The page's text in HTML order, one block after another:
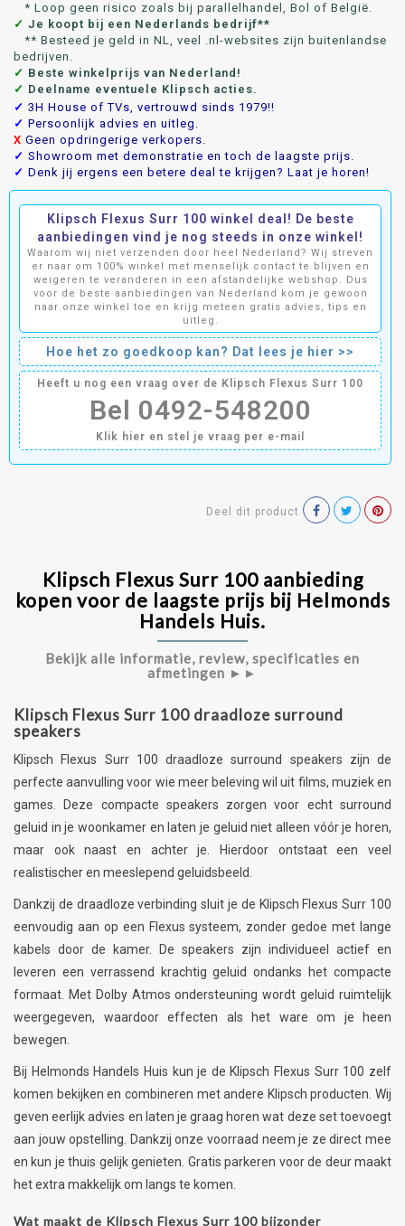
* Loop geen risico zoals bij parallelhandel, Bol of België.
✓ Je koopt bij een Nederlands bedrijf**
** Besteed je geld in NL, veel .nl-websites zijn buitenlandse
bedrijven.
✓ Beste winkelprijs van Nederland!
✓ Deelname eventuele Klipsch acties.
✓ 3H House of TVs, vertrouwd sinds 1979!!
✓ Persoonlijk advies en uitleg.
X Geen opdringerige verkopers.
✓ Showroom met demonstratie en toch de laagste prijs.
✓ Denk jij ergens een betere deal te krijgen? Laat je horen!
Klipsch Flexus Surr 100 winkel deal! De beste
aanbiedingen vind je nog steeds in onze winkel!
Waarom wij niet verzenden door heel Nederland? Wij streven
er naar om 100% winkel met menselijk contact te blijven en
weigeren te veranderen in een afstandelijke webshop. Dus
voor de beste aanbiedingen van Nederland kom je gewoon
naar onze winkel toe en krijg meteen gratis advies, tips en
uitleg.
Hoe het zo goedkoop kan? Dat lees je hier >>
Heeft u nog een vraag over de Klipsch Flexus Surr 100
Bel 0492-548200
Klik hier en stel je vraag per e-mail
Deel dit product
Klipsch Flexus Surr 100 aanbieding
kopen voor de laagste prijs bij Helmonds
Handels Huis.
Bekijk alle informatie, review, specificaties en
afmetingen ► ►
Klipsch Flexus Surr 100 draadloze surround
speakers
Klipsch Flexus Surr 100 draadloze surround speakers zijn de
perfecte aanvulling voor wie meer beleving wil uit films, muziek en
games. Deze compacte speakers zorgen voor echt surround
geluid in je woonkamer en laten je geluid niet alleen vóór je horen,
maar ook naast en achter je. Hierdoor ontstaat een veel
realistischer en meeslepend geluidsbeeld.
Dankzij de draadloze verbinding sluit je de Klipsch Flexus Surr 100
eenvoudig aan op een Flexus systeem, zonder gedoe met lange
kabels door de kamer. De speakers zijn individueel actief en
leveren een verrassend krachtig geluid ondanks het compacte
formaat. Met Dolby Atmos ondersteuning wordt geluid ruimtelijk
weergegeven, waardoor effecten als het ware om je heen
bewegen.
Bij Helmonds Handels Huis kun je de Klipsch Flexus Surr 100 zelf
komen bekijken en combineren met andere Klipsch producten. Wij
geven eerlijk advies en laten je graag horen wat deze set toevoegt
aan jouw opstelling. Dankzij onze voorraad neem je ze direct mee
en kun je thuis gelijk genieten. Gratis parkeren voor de deur maakt
het extra makkelijk om langs te komen.
Wat maakt de Klipsch Flexus Surr 100 bijzonder